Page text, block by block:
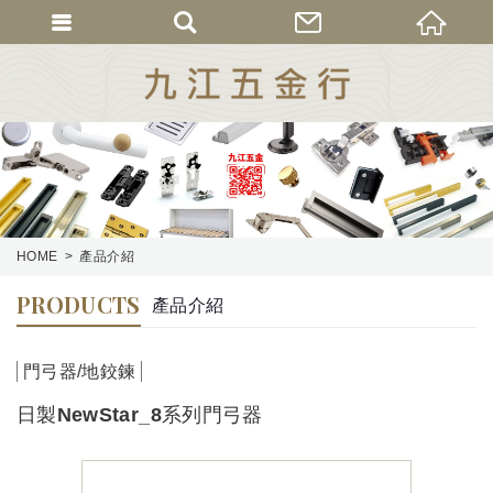
HOME 產品介紹
PRODUCTS 產品介紹
門弓器/地鉸鍊
日製NewStar_8系列門弓器